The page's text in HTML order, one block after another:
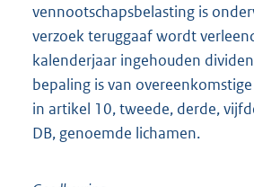
vennootschapsbelasting is
verzoek teruggaaf wordt
kalenderjaar ingehouden
bepaling is van
in artikel 10, tweede, derde,
DB, genoemde lichamen.